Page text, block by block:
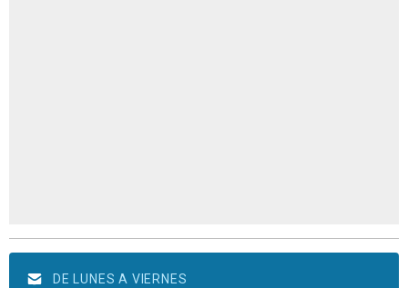
DE LUNES A VIERNES